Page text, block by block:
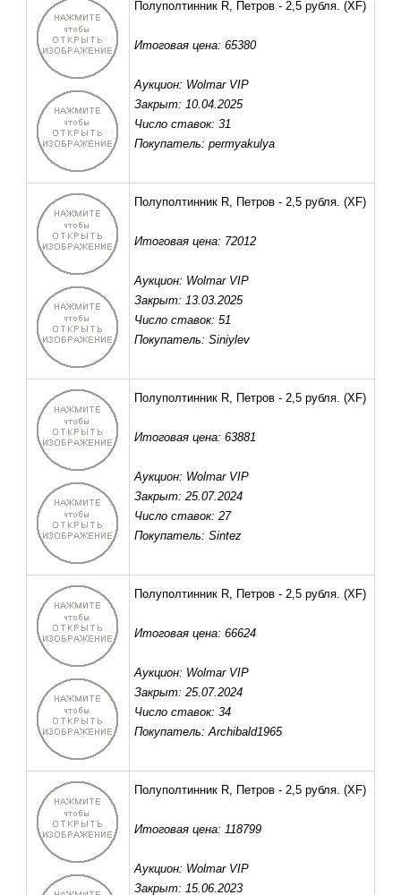
Полуполтинник R, Петров - 2,5 рубля. (XF)
Итоговая цена: 65380
Аукцион: Wolmar VIP
Закрыт: 10.04.2025
Число ставок: 31
Покупатель: permyakulya
Полуполтинник R, Петров - 2,5 рубля. (XF)
Итоговая цена: 72012
Аукцион: Wolmar VIP
Закрыт: 13.03.2025
Число ставок: 51
Покупатель: Siniylev
Полуполтинник R, Петров - 2,5 рубля. (XF)
Итоговая цена: 63881
Аукцион: Wolmar VIP
Закрыт: 25.07.2024
Число ставок: 27
Покупатель: Sintez
Полуполтинник R, Петров - 2,5 рубля. (XF)
Итоговая цена: 66624
Аукцион: Wolmar VIP
Закрыт: 25.07.2024
Число ставок: 34
Покупатель: Archibald1965
Полуполтинник R, Петров - 2,5 рубля. (XF)
Итоговая цена: 118799
Аукцион: Wolmar VIP
Закрыт: 15.06.2023